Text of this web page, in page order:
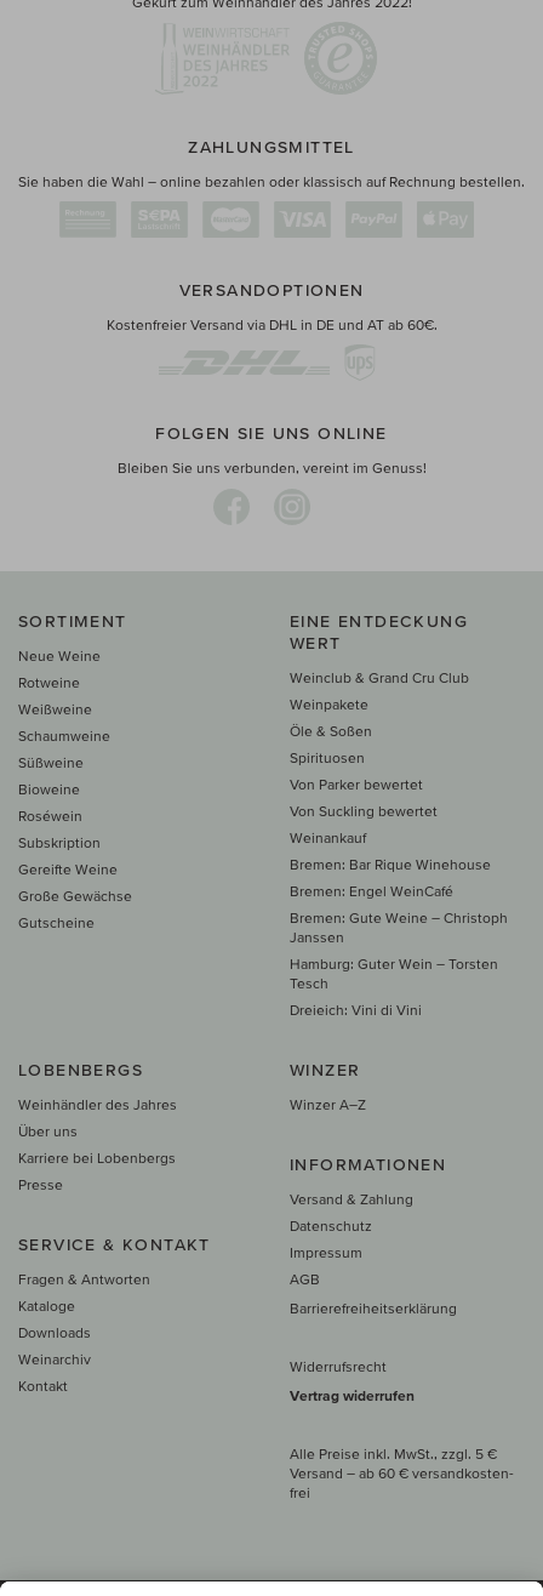
ZAHLUNGSMITTEL
Sie haben die Wahl – online bezahlen oder klassisch auf Rechnung bestellen.
VERSANDOPTIONEN
Kostenfreier Versand via DHL in DE und AT ab 60€.
FOLGEN SIE UNS ONLINE
Bleiben Sie uns verbunden, vereint im Genuss!
SORTIMENT
Neue Weine
Rotweine
Weißweine
Schaumweine
Süßweine
Bioweine
Roséwein
Subskription
Gereifte Weine
Große Gewächse
Gutscheine
EINE ENTDECKUNG
WERT
Weinclub & Grand Cru Club
Weinpakete
Öle & Soßen
Spirituosen
Von Parker bewertet
Von Suckling bewertet
Weinankauf
Bremen: Bar Rique Winehouse
Bremen: Engel WeinCafé
Bremen: Gute Weine – Christoph
Janssen
Hamburg: Guter Wein – Torsten
Tesch
Dreieich: Vini di Vini
LOBENBERGS
Weinhändler des Jahres
Über uns
Karriere bei Lobenbergs
Presse
SERVICE & KONTAKT
Fragen & Antworten
Kataloge
Downloads
Weinarchiv
Kontakt
WINZER
Winzer A–Z
INFORMATIONEN
Versand & Zahlung
Datenschutz
Impressum
AGB
Barrierefreiheitserklärung
Widerrufsrecht
Vertrag widerrufen
Alle Preise inkl. MwSt., zzgl. 5 €
Versand – ab 60 € versand­kosten­
frei